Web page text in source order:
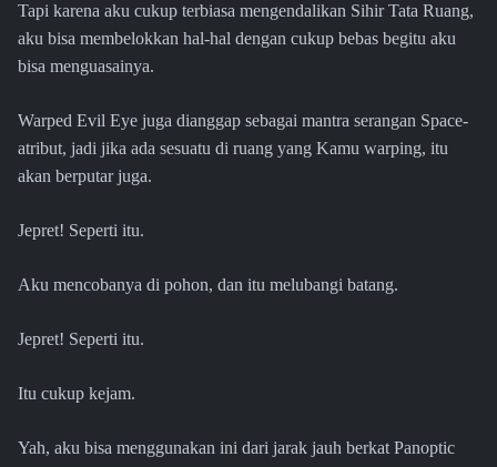
Tapi karena aku cukup terbiasa mengendalikan Sihir Tata Ruang,
aku bisa membelokkan hal-hal dengan cukup bebas begitu aku
bisa menguasainya.
Warped Evil Eye juga dianggap sebagai mantra serangan Space-
atribut, jadi jika ada sesuatu di ruang yang Kamu warping, itu
akan berputar juga.
Jepret! Seperti itu.
Aku mencobanya di pohon, dan itu melubangi batang.
Jepret! Seperti itu.
Itu cukup kejam.
Yah, aku bisa menggunakan ini dari jarak jauh berkat Panoptic